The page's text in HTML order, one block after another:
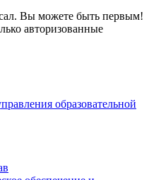
Вы можете быть первым!
авторизованные
образовательной